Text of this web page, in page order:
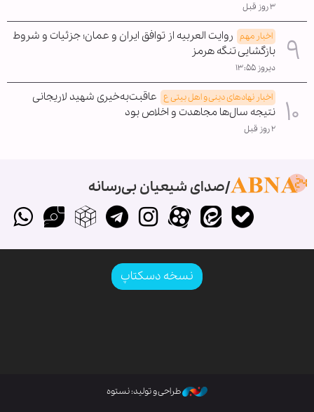
۳ روز قبل
اخبار مهم روایت العربیه از توافق ایران و عمان؛ جزئیات و شروط
بازگشایی تنگه هرمز
دیروز ۱۳:۵۵
اخبار نهادهای دینی و اهل بیتی ع عاقبت‌به‌خیری شهید لاریجانی
نتیجه سال‌ها مجاهدت و اخلاص بود
۲ روز قبل
صدای شیعیان بی‌رسانه
نسخه دسکتاپ
طراحی و تولید: نستوه